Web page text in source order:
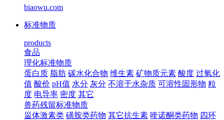
biaowu.com
标准物质
products
食品
理化标准物质
蛋白质 脂肪 碳水化合物 维生素 矿物质元素 酸度 过氧化
值 酸价 pH值 水分 灰分 不溶于水杂质 可溶性固形物 粒
度 电导率 密度 其它
兽药残留标准物质
甾体激素类 磺胺类药物 其它抗生素 喹诺酮类药物 四环